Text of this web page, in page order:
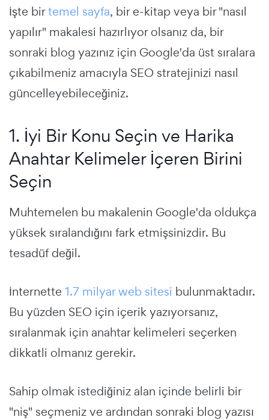
İşte birtemel sayfa, bir e-kitap veya bir "nasıl
yapılır" makalesi hazırlıyor olsanız da, bir
sonraki blog yazınız için Google'da üst sıralara
çıkabilmeniz amacıyla SEO stratejinizi nasıl
güncelleyebileceğiniz.
1. İyi Bir Konu Seçin ve Harika
Anahtar Kelimeler İçeren Birini
Seçin
Muhtemelen bu makalenin Google'da oldukça
yüksek sıralandığını fark etmişsinizdir. Bu
tesadüf değil.
İnternette 1.7 milyar web sitesi bulunmaktadır.
Bu yüzden SEO için içerik yazıyorsanız,
sıralanmak için anahtar kelimeleri seçerken
dikkatli olmanız gerekir.
Sahip olmak istediğiniz alan içinde belirli bir
"niş" seçmeniz ve ardından sonraki blog yazısı